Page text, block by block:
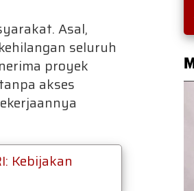
Asal,
seluruh
proyek
akses
Kebijakan